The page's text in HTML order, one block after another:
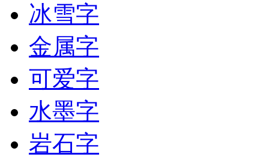
冰雪字
金属字
可爱字
水墨字
岩石字